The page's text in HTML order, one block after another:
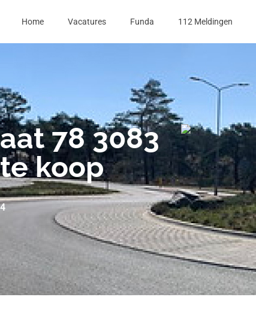
Home Vacatures Funda 112 Meldingen
78 3083
koop